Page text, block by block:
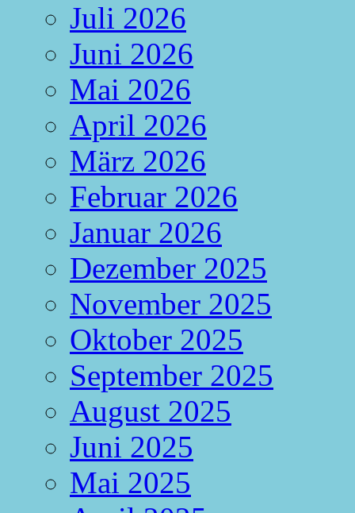
Juli 2026
Juni 2026
Mai 2026
April 2026
März 2026
Februar 2026
Januar 2026
Dezember 2025
November 2025
Oktober 2025
September 2025
August 2025
Juni 2025
Mai 2025